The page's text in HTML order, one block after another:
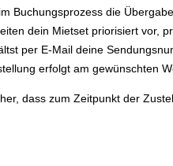
Buchungsprozess die
dein Mietset priorisiert vor,
per E-Mail deine
erfolgt am gewünschten
dass zum Zeitpunkt der